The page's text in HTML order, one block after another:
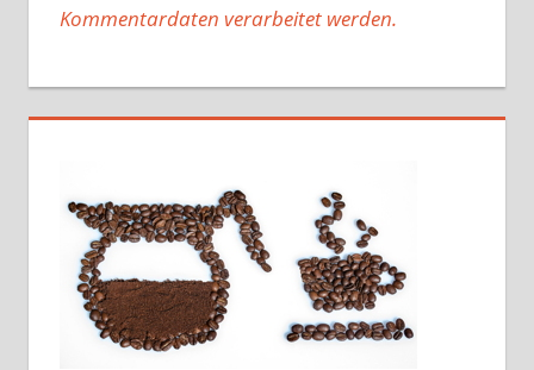
Kommentardaten verarbeitet werden.